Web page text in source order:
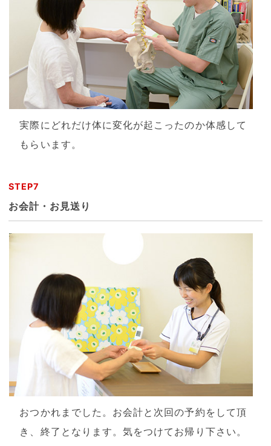
実際にどれだけ体に変化が起こったのか体感して
もらいます。
STEP7
お会計・お見送り
おつかれまでした。お会計と次回の予約をして頂
き、終了となります。気をつけてお帰り下さい。